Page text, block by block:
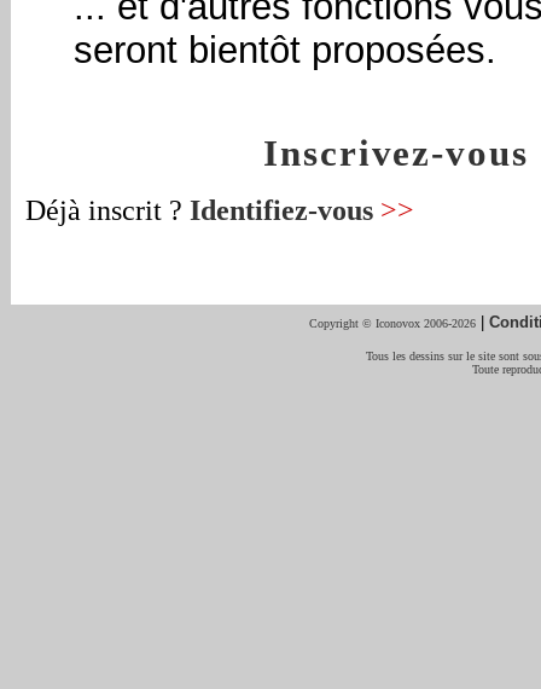
seront bientôt proposées.
Inscrivez-vous
Déjà inscrit ? Identifiez-vous >>
Copyright © Iconovox 2006-2026 |
Tous les dessins sur le site sont
Toute